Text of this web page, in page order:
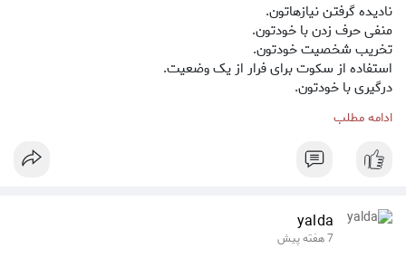
نادیده گرفتن نیازهاتون.
منفی حرف زدن با خودتون.
تخریب شخصیت خودتون.
استفاده از سکوت برای فرار از یک وضعیت.
درگیری با خودتون.
مقایسه خودتون با دیگران.
تلاش برای تغییر دیگران.
تلاش برای برنده شدن در هر بحثی.
ادامه مطلب
yalda
7 هفته پیش